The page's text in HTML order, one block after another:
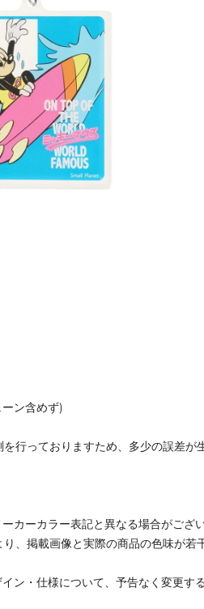
ン含めず)
行っておりますため、多少の誤差が
カーカラー表記と異なる場合がござい
、掲載画像と実際の商品の色味が若
ン・仕様について、予告なく変更す